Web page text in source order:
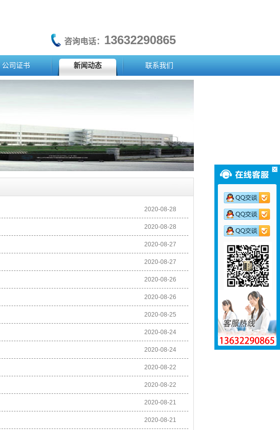
咨询电话： 13632290865
公司证书 新闻动态 联系我们
2020-08-28
2020-08-28
2020-08-27
2020-08-27
2020-08-26
2020-08-26
2020-08-25
2020-08-24
2020-08-24
2020-08-22
2020-08-22
2020-08-21
2020-08-21